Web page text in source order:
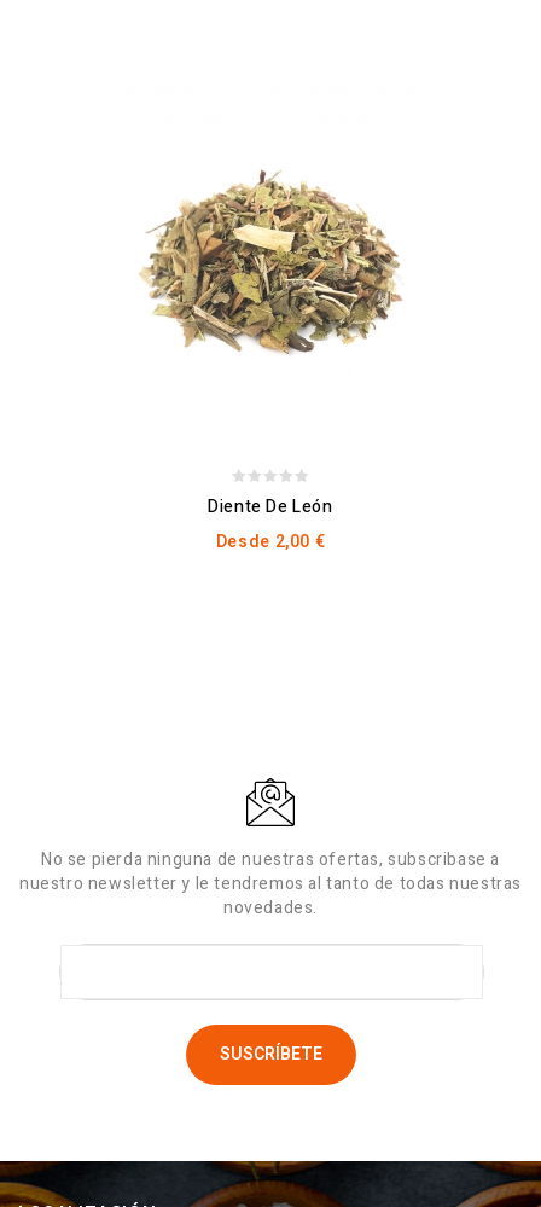
of
Diente De León
Desde 2,00 €
No se pierda ninguna de nuestras ofertas, subscribase a
nuestro newsletter y le tendremos al tanto de todas nuestras
novedades.